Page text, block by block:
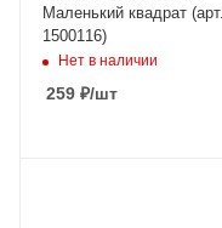
Маленький квадрат (арт.
1500116)
Нет в наличии
259 ₽/шт